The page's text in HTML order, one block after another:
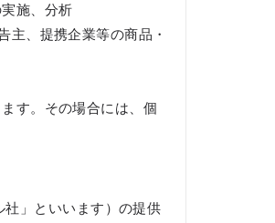
施、分析
主、提携企業等の商品・
す。その場合には、個
」といいます）の提供